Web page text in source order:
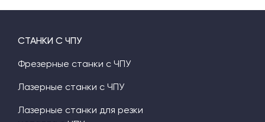
СТАНКИ С ЧПУ
Фрезерные станки с ЧПУ
Лазерные станки с ЧПУ
Лазерные станки для резки